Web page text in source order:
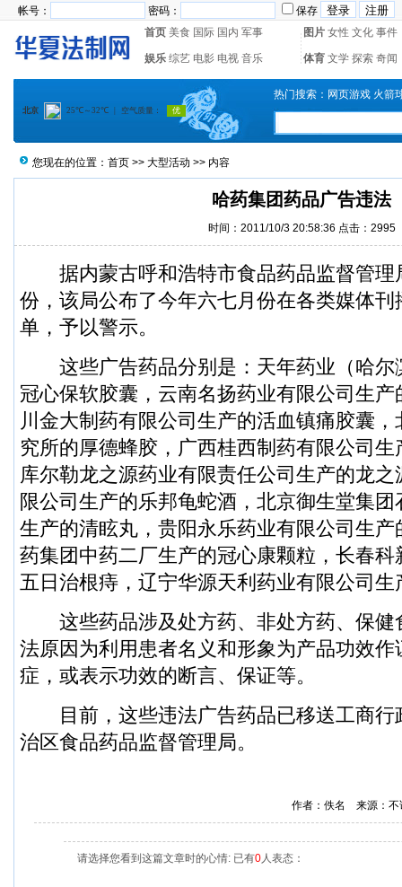
帐号： 密码：
保存
首页 美食 国际 国内 军事 图片 女性 文化 事件
娱乐 综艺 电影 电视 音乐 体育 文学 探索 奇闻
热门搜索： 网页游戏 火箭
您现在的位置： 首页 >> 大型活动 >> 内容
哈药集团药品广告违法
时间：2011/10/3 20:58:36 点击： 2995
据内蒙古呼和浩特市食品药品监督管理
份，该局公布了今年六七月份在各类媒体
单，予以警示。
这些广告药品分别是：天年药业（哈尔
冠心保软胶囊，云南名扬药业有限公司生
川金大制药有限公司生产的活血镇痛胶囊
究所的厚德蜂胶，广西桂西制药有限公司
库尔勒龙之源药业有限责任公司生产的龙
限公司生产的乐邦龟蛇酒，北京御生堂集
生产的清眩丸，贵阳永乐药业有限公司生
药集团中药二厂生产的冠心康颗粒，长春
五日治根痔，辽宁华源天利药业有限公司
这些药品涉及处方药、非处方药、保健
法原因为利用患者名义和形象为产品功效
症，或表示功效的断言、保证等。
目前，这些违法广告药品已移送工商行
治区食品药品监督管理局。
作者：佚名 来源：
请选择您看到这篇文章时的心情: 已有0人表态：